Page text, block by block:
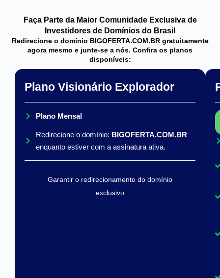
Faça Parte da Maior Comunidade Exclusiva de
Investidores de Domínios do Brasil
Redirecione o domínio BIGOFERTA.COM.BR gratuitamente
agora mesmo e junte-se a nós. Confira os planos
disponíveis:
Plano Visionário Explorador
Plano Mensal
Redirecione o domínio: BIGOFERTA.COM.BR
enquanto estiver com a assinatura ativa.
Garantir o redirecionamento do domínio
exclusivo